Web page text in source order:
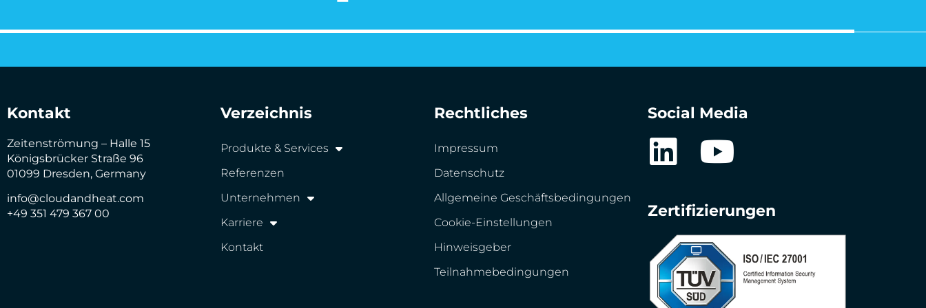
Kontakt
Zeitenströmung – Halle 15
Königsbrücker Straße 96
01099 Dresden, Germany
info@cloudandheat.com
+49 351 479 367 00
Verzeichnis
Produkte & Services
Referenzen
Unternehmen
Karriere
Kontakt
Rechtliches
Impressum
Datenschutz
Allgemeine Geschäftsbedingungen
Cookie-Einstellungen
Hinweisgeber
Teilnahmebedingungen
Social Media
Zertifizierungen